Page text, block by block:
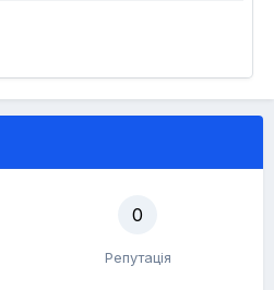
0
Репутація